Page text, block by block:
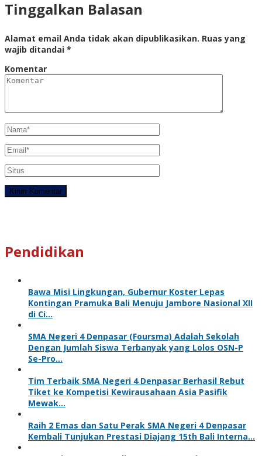
Tinggalkan Balasan
Alamat email Anda tidak akan dipublikasikan. Ruas yang
wajib ditandai *
Komentar
Pendidikan
Bawa Misi Lingkungan, Gubernur Koster Lepas
Kontingan Pramuka Bali Menuju Jambore Nasional XII
di Ci…
SMA Negeri 4 Denpasar (Foursma) Adalah Sekolah
Dengan Jumlah Siswa Terbanyak yang Lolos OSN-P
Se-Pro…
Tim Terbaik SMA Negeri 4 Denpasar Berhasil Rebut
Tiket ke Kompetisi Kewirausahaan Asia Pasifik
Mewak…
Raih 2 Emas dan Satu Perak SMA Negeri 4 Denpasar
Kembali Tunjukan Prestasi Diajang 15th Bali Interna…